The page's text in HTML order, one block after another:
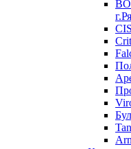
Crit